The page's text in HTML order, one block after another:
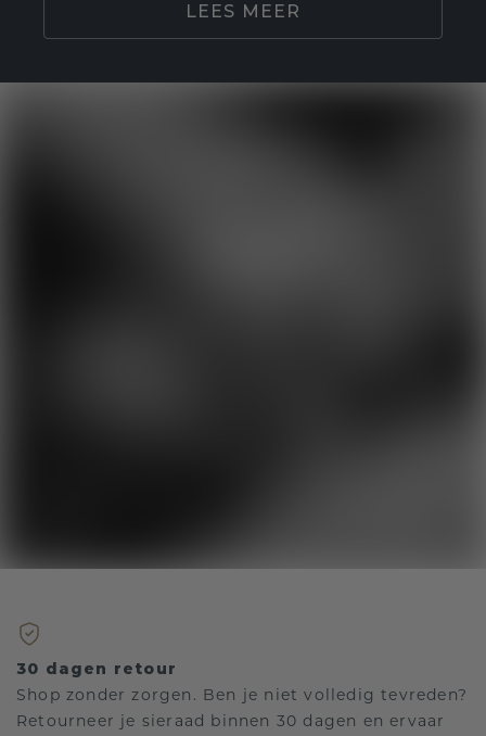
LEES MEER
30 dagen retour
Shop zonder zorgen. Ben je niet volledig tevreden?
Retourneer je sieraad binnen 30 dagen en ervaar